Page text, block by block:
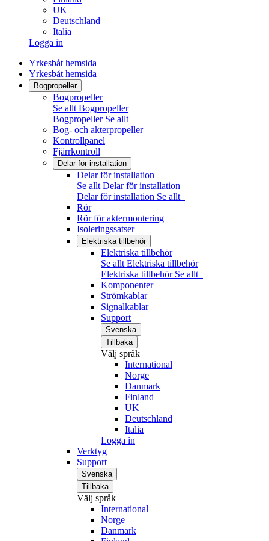
UK
Deutschland
Italia
Logga in
Yrkesbåt hemsida
Yrkesbåt hemsida
Bogpropeller
Bogpropeller
Se allt Bogpropeller
Bogpropeller Se allt
Bog- och akterpropeller
Kontrollpanel
Fjärrkontroll
Delar för installation
Delar för installation
Se allt Delar för installation
Delar för installation Se allt
Rör
Rör för aktermontering
Isoleringssatser
Elektriska tillbehör
Elektriska tillbehör
Se allt Elektriska tillbehör
Elektriska tillbehör Se allt
Komponenter
Strömkablar
Signalkablar
Support
Svenska
Tillbaka
Välj språk
International
Norge
Danmark
Finland
UK
Deutschland
Italia
Logga in
Verktyg
Support
Svenska
Tillbaka
Välj språk
International
Norge
Danmark